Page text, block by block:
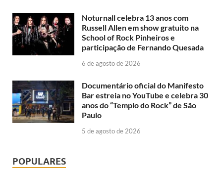
Noturnall celebra 13 anos com
Russell Allen em show gratuito na
School of Rock Pinheiros e
participação de Fernando Quesada
6 de agosto de 2026
Documentário oficial do Manifesto
Bar estreia no YouTube e celebra 30
anos do “Templo do Rock” de São
Paulo
5 de agosto de 2026
POPULARES